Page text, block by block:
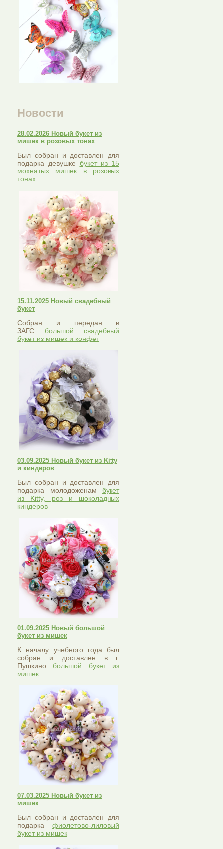
Новости
28.02.2026 Новый букет из
мишек в розовых тонах
Был собран и доставлен для
подарка девушке букет из 15
мохнатых мишек в розовых
тонах
15.11.2025 Новый свадебный
букет
Собран и передан в
ЗАГС большой свадебный
букет из мишек и конфет
03.09.2025 Новый букет из Kitty
и киндеров
Был собран и доставлен для
подарка молодоженам букет
из Kitty, роз и шоколадных
киндеров
01.09.2025 Новый большой
букет из мишек
К началу учебного года был
собран и доставлен в г.
Пушкинобольшой букет из
мишек
07.03.2025 Новый букет из
мишек
Был собран и доставлен для
подарка фиолетово-лиловый
букет из мишек